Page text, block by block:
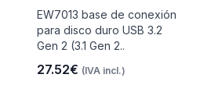
EW7013 base de conexión
para disco duro USB 3.2
Gen 2 (3.1 Gen 2..
27.52€ (IVA incl.)